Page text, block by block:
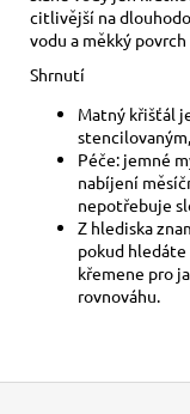
citlivější na
vodu a měkký povrch
Shrnutí
Matný křišťál
Péče: jemné
nabíjení
nepotřebuje
Z hlediska
pokud
křemene pro
rovnováhu.